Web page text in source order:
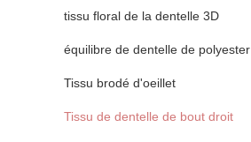
tissu floral de la dentelle 3D
équilibre de dentelle de polyester
Tissu brodé d'oeillet
Tissu de dentelle de bout droit